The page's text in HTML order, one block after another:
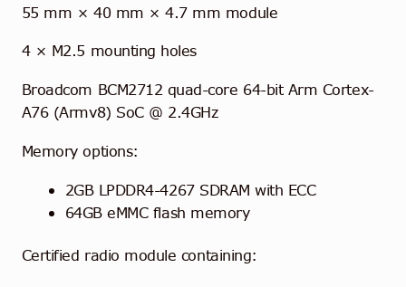
55 mm × 40 mm × 4.7 mm module
4 × M2.5 mounting holes
Broadcom BCM2712 quad-core 64-bit Arm Cortex-
A76 (Armv8) SoC @ 2.4GHz
Memory options:
2GB LPDDR4-4267 SDRAM with ECC
64GB eMMC flash memory
Certified radio module containing: